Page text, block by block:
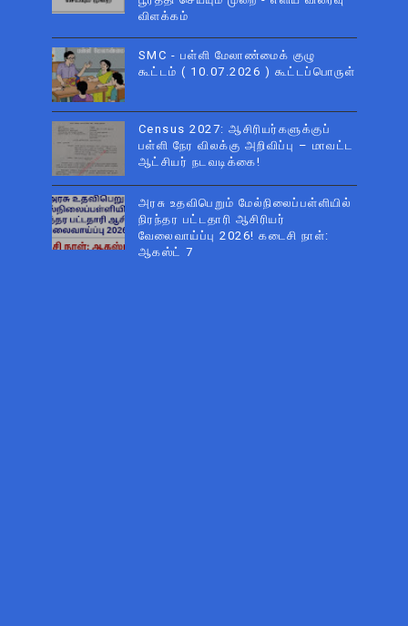
விளக்கம்
SMC - பள்ளி மேலாண்மைக் குழு
கூட்டம் ( 10.07.2026 ) கூட்டப்பொருள்
Census 2027: ஆசிரியர்களுக்குப்
பள்ளி நேர விலக்கு அறிவிப்பு – மாவட்ட
ஆட்சியர் நடவடிக்கை!
அரசு உதவிபெறும் மேல்நிலைப்பள்ளியில்
நிரந்தர பட்டதாரி ஆசிரியர்
வேலைவாய்ப்பு 2026! கடைசி நாள்:
ஆகஸ்ட் 7